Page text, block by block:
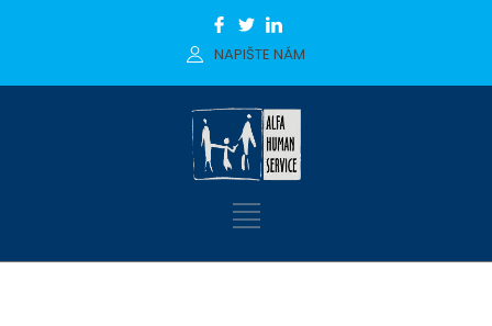
NAPIŠTE NÁM